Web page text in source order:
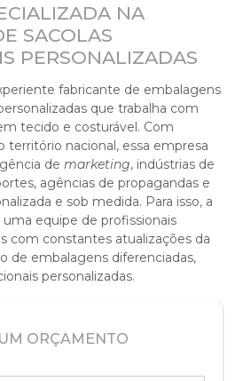
NA
SACOLAS
PERSONALIZADAS
fabricante de embalagens
que trabalha com
tecido e costurável. Com
nacional, essa empresa
de marketing, indústrias de
agências de propagandas e
e sob medida. Para isso, a
equipe de profissionais
com constantes atualizações da
de embalagens diferenciadas,
personalizadas.
ORÇAMENTO